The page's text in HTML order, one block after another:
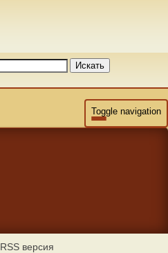
Искать
Toggle navigation
RSS версия